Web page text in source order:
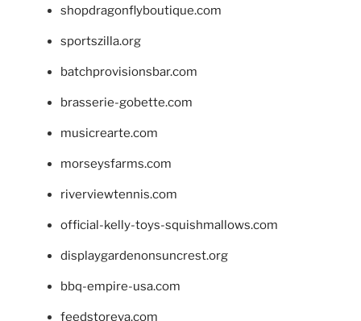
shopdragonflyboutique.com
sportszilla.org
batchprovisionsbar.com
brasserie-gobette.com
musicrearte.com
morseysfarms.com
riverviewtennis.com
official-kelly-toys-squishmallows.com
displaygardenonsuncrest.org
bbq-empire-usa.com
feedstoreva.com